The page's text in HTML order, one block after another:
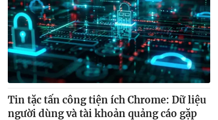
Tin tặc tấn công tiện ích Chrome: Dữ liệu
người dùng và tài khoản quảng cáo gặp